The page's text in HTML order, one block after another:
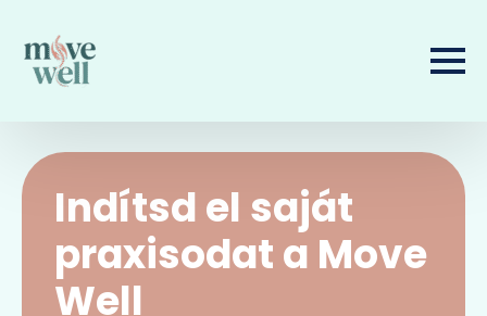
Indítsd el saját
praxisodat a Move
Well